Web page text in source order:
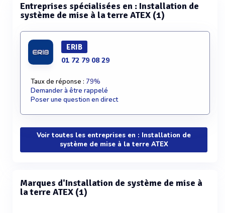
Entreprises spécialisées en : Installation de
système de mise à la terre ATEX (1)
ERIB
01 72 79 08 29
Taux de réponse : 79%
Demander à être rappelé
Poser une question en direct
Voir toutes les entreprises en : Installation de
système de mise à la terre ATEX
Marques d'Installation de système de mise à
la terre ATEX (1)